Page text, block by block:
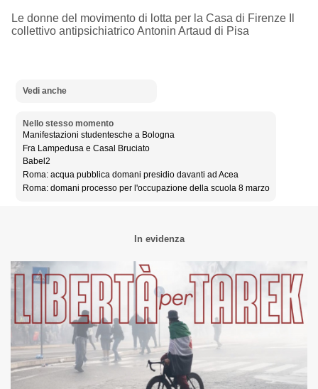
Le donne del movimento di lotta per la Casa di Firenze Il
collettivo antipsichiatrico Antonin Artaud di Pisa
Vedi anche
Nello stesso momento
Manifestazioni studentesche a Bologna
Fra Lampedusa e Casal Bruciato
Babel2
Roma: acqua pubblica domani presidio davanti ad Acea
Roma: domani processo per l'occupazione della scuola 8 marzo
In evidenza